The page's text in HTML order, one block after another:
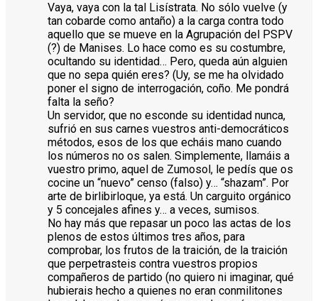
Vaya, vaya con la tal Lisístrata. No sólo vuelve (y
tan cobarde como antaño) a la carga contra todo
aquello que se mueve en la Agrupación del PSPV
(?) de Manises. Lo hace como es su costumbre,
ocultando su identidad… Pero, queda aún alguien
que no sepa quién eres? (Uy, se me ha olvidado
poner el signo de interrogación, coño. Me pondrá
falta la seño?
Un servidor, que no esconde su identidad nunca,
sufrió en sus carnes vuestros anti-democráticos
métodos, esos de los que echáis mano cuando
los números no os salen. Simplemente, llamáis a
vuestro primo, aquel de Zumosol, le pedís que os
cocine un “nuevo” censo (falso) y… “shazam”. Por
arte de birlibirloque, ya está. Un carguito orgánico
y 5 concejales afines y… a veces, sumisos.
No hay más que repasar un poco las actas de los
plenos de estos últimos tres años, para
comprobar, los frutos de la traición, de la traición
que perpetrasteis contra vuestros propios
compañeros de partido (no quiero ni imaginar, qué
hubierais hecho a quienes no eran conmilitones